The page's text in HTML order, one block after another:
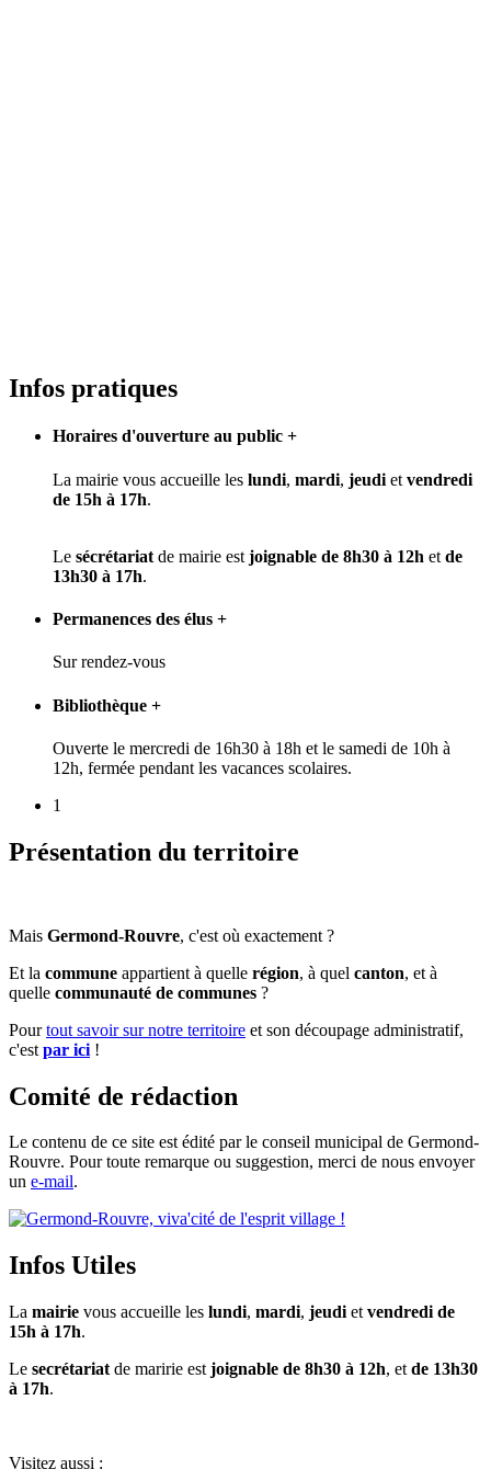
Infos pratiques
Horaires d'ouverture au public +
La mairie vous accueille les lundi, mardi, jeudi et vendredi
de 15h à 17h.
Le sécrétariat de mairie est joignable de 8h30 à 12h et de
13h30 à 17h.
Permanences des élus +
Sur rendez-vous
Bibliothèque +
Ouverte le mercredi de 16h30 à 18h et le samedi de 10h à
12h, fermée pendant les vacances scolaires.
1
Présentation du territoire
Mais Germond-Rouvre, c'est où exactement ?
Et la commune appartient à quelle région, à quel canton, et à
quelle communauté de communes ?
Pourtout savoir sur notre territoire et son découpage administratif,
c'est par ici !
Comité de rédaction
Le contenu de ce site est édité par le conseil municipal de Germond-
Rouvre. Pour toute remarque ou suggestion, merci de nous envoyer
un e-mail.
Infos Utiles
La mairie vous accueille les lundi, mardi, jeudi et vendredi de
15h à 17h.
Le secrétariat de maririe est joignable de 8h30 à 12h, et de 13h30
à 17h.
Visitez aussi :